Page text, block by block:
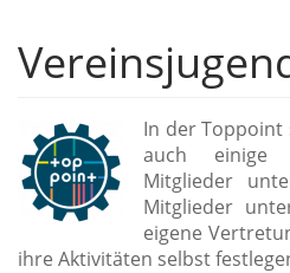
In der Toppoint
auch einige
Mitglieder
Mitglieder
eigene
ihre Aktivitäten selbst